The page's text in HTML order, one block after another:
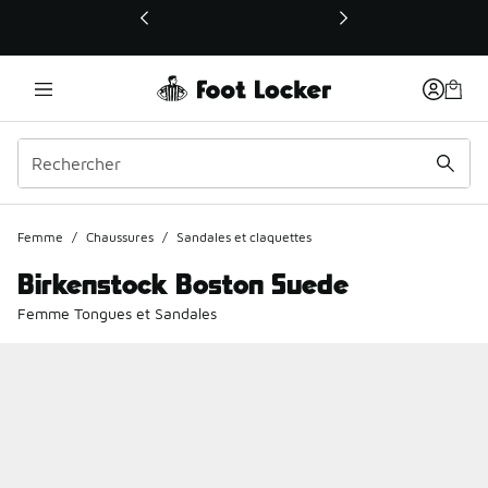
Ce lien ouvrira une nouvelle fenêtre
Femme / Chaussures / Sandales et claquettes
Birkenstock Boston Suede
Femme Tongues et Sandales